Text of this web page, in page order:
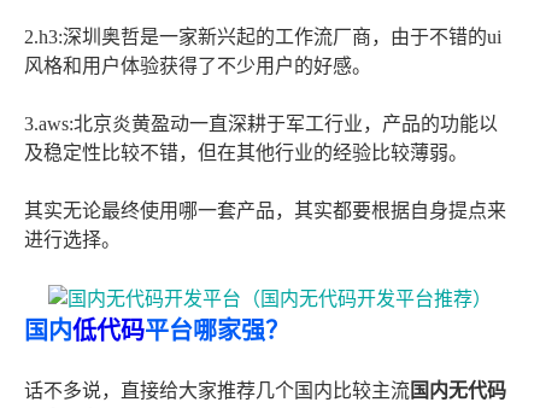
2.h3:深圳奥哲是一家新兴起的工作流厂商，由于不错的ui
风格和用户体验获得了不少用户的好感。
3.aws:北京炎黄盈动一直深耕于军工行业，产品的功能以
及稳定性比较不错，但在其他行业的经验比较薄弱。
其实无论最终使用哪一套产品，其实都要根据自身提点来
进行选择。
国内低代码平台哪家强？
话不多说，直接给大家推荐几个国内比较主流国内无代码